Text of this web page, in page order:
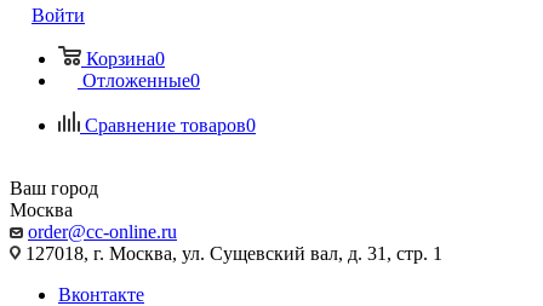
Войти
Корзина0
Отложенные0
Сравнение товаров0
Ваш город
Москва
order@cc-online.ru
127018, г. Москва, ул. Сущевский вал, д. 31, стр. 1
Вконтакте